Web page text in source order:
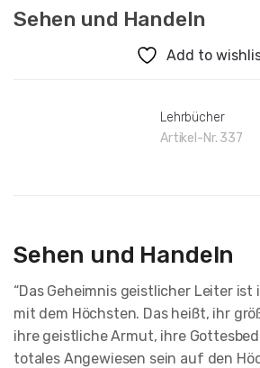
Sehen und Handeln
Add to
Lehrbücher
Artikel-Nr. 337
Sehen und Handeln
“Das Geheimnis geistlicher Leiter
mit dem Höchsten. Das heißt, ihr
ihre geistliche Armut, ihre
totales Angewiesen sein auf den